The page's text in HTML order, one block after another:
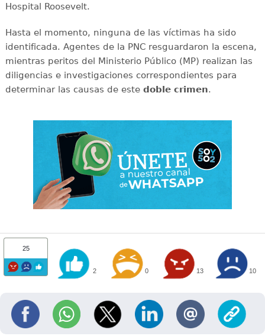
Hospital Roosevelt.
Hasta el momento, ninguna de las víctimas ha sido
identificada. Agentes de la PNC resguardaron la escena,
mientras peritos del Ministerio Público (MP) realizan las
diligencias e investigaciones correspondientes para
determinar las causas de este doble crimen.
25
2 0 13 10